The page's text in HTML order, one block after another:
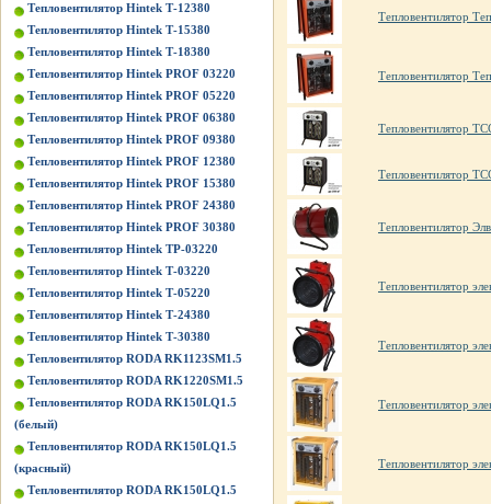
Тепловентилятор Hintek Т-12380
Тепловентилятор Hintek Т-15380
Тепловентилятор Hintek Т-18380
Тепловентилятор Hintek PROF 03220
Тепловентилятор Hintek PROF 05220
Тепловентилятор Hintek PROF 06380
Тепловентилятор Hintek PROF 09380
Тепловентилятор Hintek PROF 12380
Тепловентилятор Hintek PROF 15380
Тепловентилятор Hintek PROF 24380
Тепловентилятор Hintek PROF 30380
Тепловентилятор Hintek TP-03220
Тепловентилятор Hintek Т-03220
Тепловентилятор Hintek Т-05220
Тепловентилятор Hintek Т-24380
Тепловентилятор Hintek Т-30380
Тепловентилятор RODA RK1123SM1.5
Тепловентилятор RODA RK1220SM1.5
Тепловентилятор RODA RK150LQ1.5
(белый)
Тепловентилятор RODA RK150LQ1.5
(красный)
Тепловентилятор RODA RK150LQ1.5
Тепловентилятор
Тепловентилятор
Тепловентилятор
Тепловентилятор
Тепловентилятор
Тепловентилятор
Тепловентилятор
Тепловентилятор
Тепловентилятор